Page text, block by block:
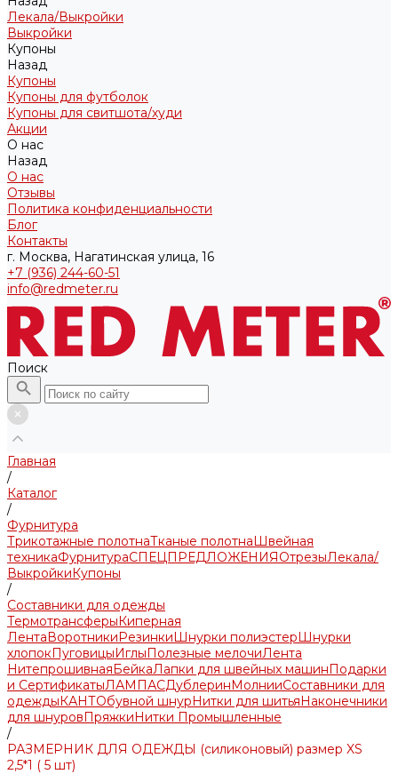
Лекала/Выкройки
Выкройки
Купоны
Назад
Купоны
Купоны для футболок
Купоны для свитшота/худи
Акции
О нас
Назад
О нас
Отзывы
Политика конфиденциальности
Блог
Контакты
г. Москва, Нагатинская улица, 16
+7 (936) 244-60-51
info@redmeter.ru
Поиск
Главная
/
Каталог
/
Фурнитура
Трикотажные полотнаТканые полотнаШвейная
техникаФурнитураСПЕЦПРЕДЛОЖЕНИЯОтрезыЛекала/
ВыкройкиКупоны
/
Составники для одежды
ТермотрансферыКиперная
ЛентаВоротникиРезинкиШнурки полиэстерШнурки
хлопокПуговицыИглыПолезные мелочиЛента
НитепрошивнаяБейкаЛапки для швейных машинПодарки
и СертификатыЛАМПАСДублеринМолнииСоставники для
одеждыКАНТОбувной шнурНитки для шитьяНаконечники
для шнуровПряжкиНитки Промышленные
/
РАЗМЕРНИК ДЛЯ ОДЕЖДЫ (силиконовый) размер XS
2,5*1 ( 5 шт)